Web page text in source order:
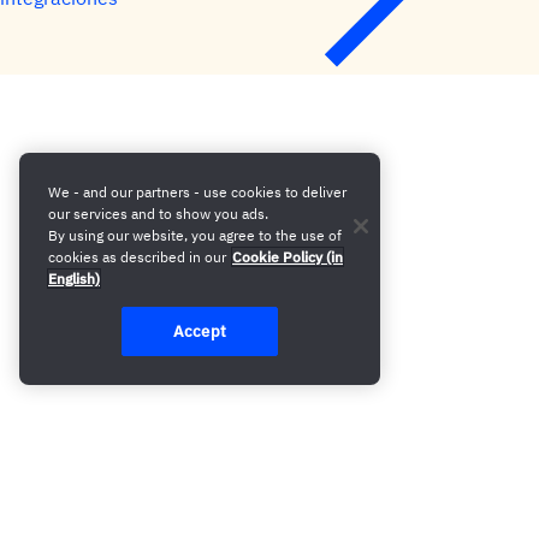
We - and our partners - use cookies to deliver
our services and to show you ads.
By using our website, you agree to the use of
cookies as described in our Cookie Policy (in
English)
Accept